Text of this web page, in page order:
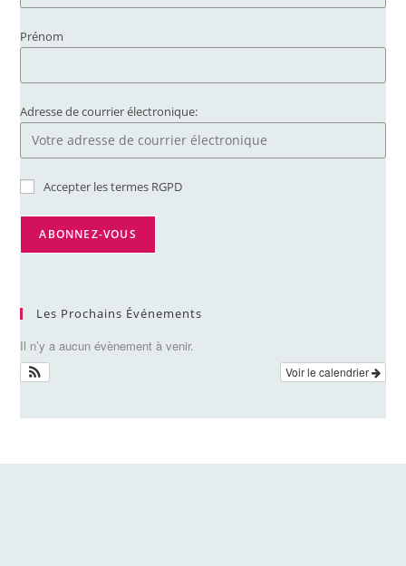
Prénom
Adresse de courrier électronique:
Accepter les termes RGPD
Les Prochains Événements
Il n’y a aucun évènement à venir.
Voir le calendrier